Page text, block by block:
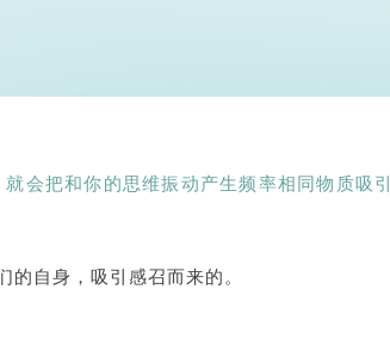
会把和你的思维振动产生频率相同物质吸引
自身，吸引感召而来的。